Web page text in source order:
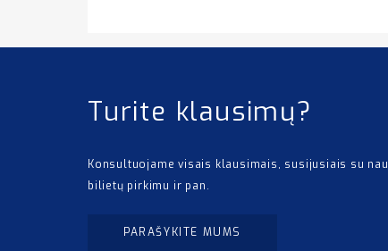
Turite klausimų?
Konsultuojame visais klausimais, susijusiais su
bilietų pirkimu ir pan.
PARAŠYKITE MUMS